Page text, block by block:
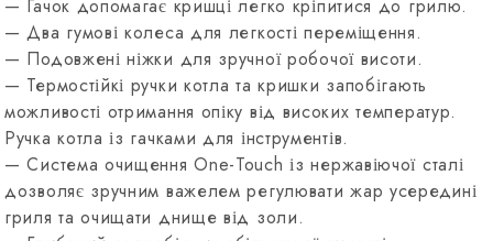
— Гачок допомагає кришці легко кріпитися до грилю.
— Два гумові колеса для легкості переміщення.
— Подовжені ніжки для зручної робочої висоти.
— Термостійкі ручки котла та кришки запобігають
можливості отримання опіку від високих температур.
Ручка котла із гачками для інструментів.
— Система очищення One-Touch із нержавіючої сталі
дозволяє зручним важелем регулювати жар усередині
гриля та очищати днище від золи.